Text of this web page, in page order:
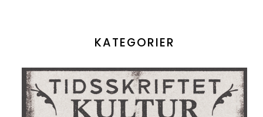
KATEGORIER